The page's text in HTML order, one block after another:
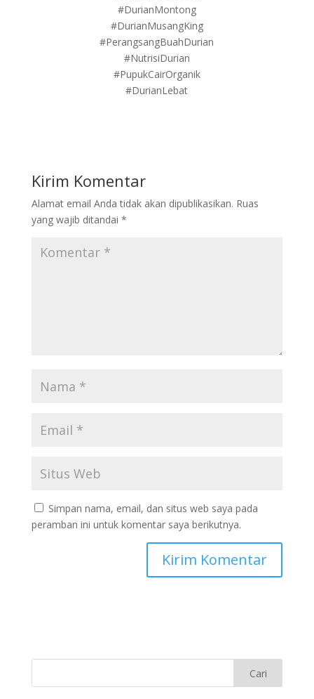
#DurianMontong
#DurianMusangKing
#PerangsangBuahDurian
#NutrisiDurian
#PupukCairOrganik
#DurianLebat
Kirim Komentar
Alamat email Anda tidak akan dipublikasikan. Ruas
yang wajib ditandai *
Simpan nama, email, dan situs web saya pada
peramban ini untuk komentar saya berikutnya.